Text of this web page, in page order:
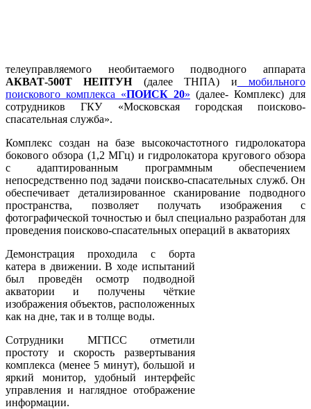
телеуправляемого необитаемого подводного аппарата
АКВАТ-500Т НЕПТУН(далее ТНПА) и мобильного
поискового комплекса «ПОИСК 20» (далее- Комплекс) для
сотрудников ГКУ «Московская городская поисково-
спасательная служба».
Комплекс создан на базе высокочастотного гидролокатора
бокового обзора (1,2 МГц) и гидролокатора кругового обзора
с адаптированным программным обеспечением
непосредственно под задачи поискво-спасательных служб. Он
обеспечивает детализированное сканирование подводного
пространства, позволяет получать изображения с
фотографической точностью и был специально разработан для
проведения поисково-спасательных операций в акваториях
Демонстрация проходила с борта
катера в движении. В ходе испытаний
был проведён осмотр подводной
акватории и получены чёткие
изображения объектов, расположенных
как на дне, так и в толще воды.
Сотрудники МГПСС отметили
простоту и скорость развертывания
комплекса (менее 5 минут), большой и
яркий монитор, удобный интерфейс
управления и наглядное отображение
информации.